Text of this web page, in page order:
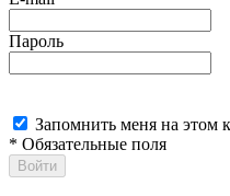
Пароль
Запомнить меня на этом
* Обязательные поля
Войти